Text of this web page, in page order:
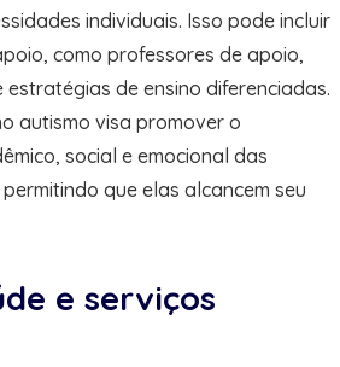
individuais. Isso pode incluir
como professores de apoio,
de ensino diferenciadas.
autismo visa promover o
social e emocional das
que elas alcancem seu
e serviços